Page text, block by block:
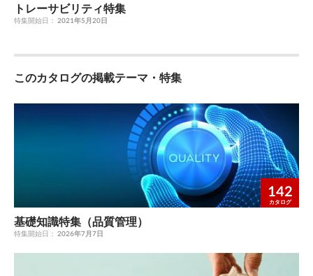
トレーサビリティ特集
特集開始日： 2021年5月20日
このカタログの掲載テーマ・特集
142
カタログ
基礎知識特集（品質管理）
特集開始日： 2026年7月7日